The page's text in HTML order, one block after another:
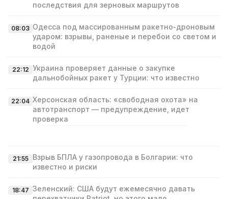
последствия для зерновых маршрутов
08:03 Одесса под массированным ракетно‑дроновым
ударом: взрывы, раненые и перебои со светом и
водой
22:12 Украина проверяет данные о закупке
дальнобойных ракет у Турции: что известно
22:04 Херсонская область: «свободная охота» на
автотранспорт — предупреждение, идет
проверка
21:55
Взрыв БПЛА у газопровода в Болгарии: что
известно и риски
18:47 Зеленский: США будут ежемесячно давать